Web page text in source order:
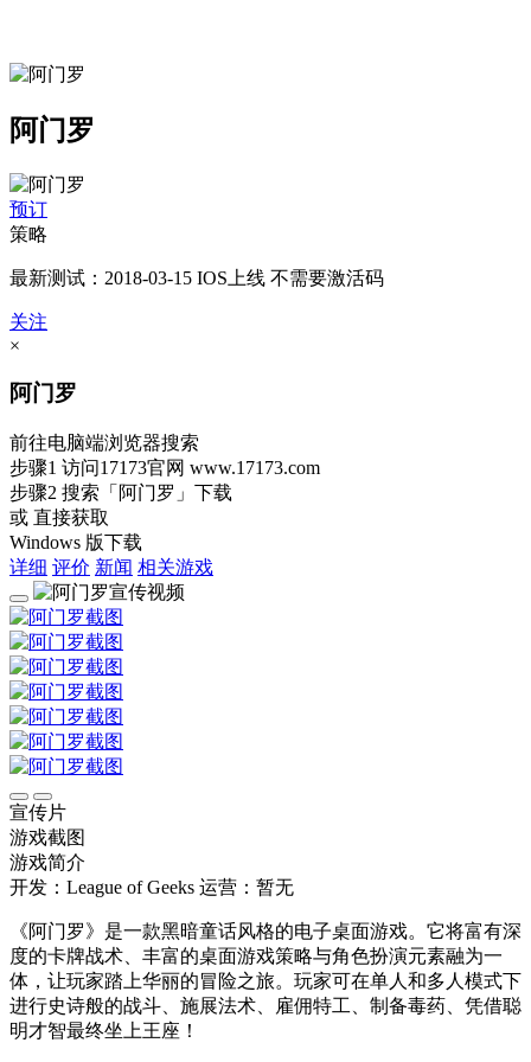
阿门罗
预订
策略
最新测试：2018-03-15 IOS上线 不需要激活码
关注
×
阿门罗
前往电脑端浏览器搜索
步骤1 访问17173官网 www.17173.com
步骤2 搜索 「阿门罗」 下载
或 直接获取
Windows 版下载
详细 评价 新闻 相关游戏
宣传片
游戏截图
游戏简介
开发：League of Geeks 运营：暂无
《阿门罗》是一款黑暗童话风格的电子桌面游戏。它将富有深
度的卡牌战术、丰富的桌面游戏策略与角色扮演元素融为一
体，让玩家踏上华丽的冒险之旅。玩家可在单人和多人模式下
进行史诗般的战斗、施展法术、雇佣特工、制备毒药、凭借聪
明才智最终坐上王座！